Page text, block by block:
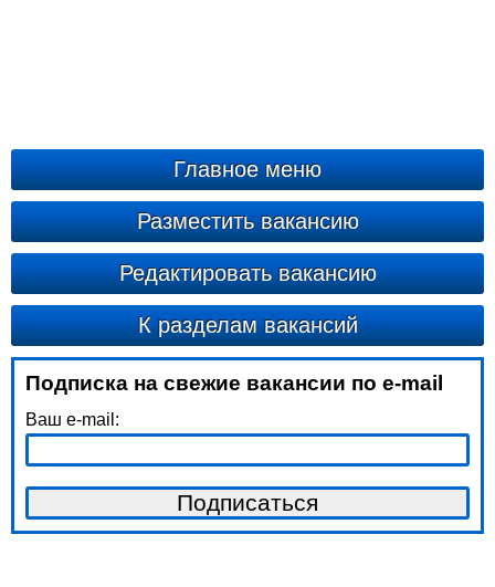
Главное меню
Разместить вакансию
Редактировать вакансию
К разделам вакансий
Подписка на свежие вакансии по e-mail
Ваш e-mail: